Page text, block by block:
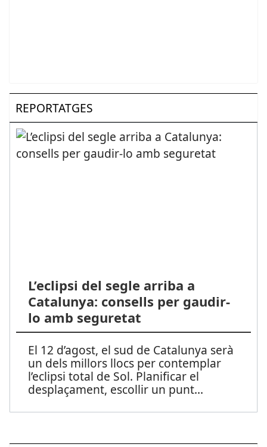
REPORTATGES
L’eclipsi del segle arriba a
Catalunya: consells per gaudir-
lo amb seguretat
El 12 d’agost, el sud de Catalunya serà
un dels millors llocs per contemplar
l’eclipsi total de Sol. Planificar el
desplaçament, escollir un punt...